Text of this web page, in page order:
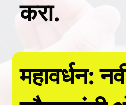
करा.
महावर्धन: